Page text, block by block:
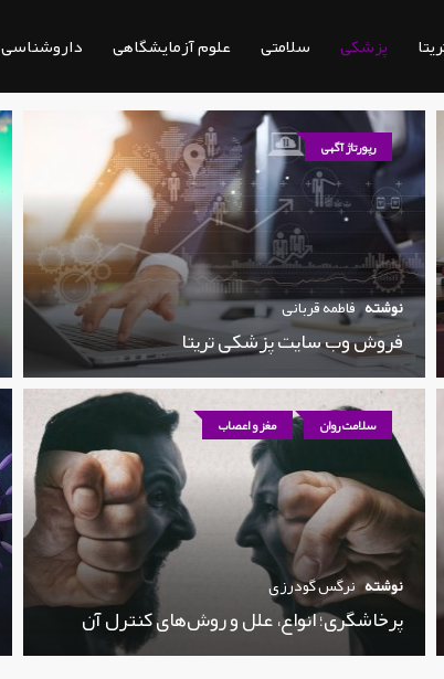
پزشکی سلامتی علوم آزمایشگاهی داروشناسی
رپورتاژ آگهی
نوشته فاطمه قربانی
فروش وب سایت پزشکی تریتا
سلامت روان مغز و اعصاب
نوشته نرگس گودرزی
پرخاشگری؛ انواع، علل و روش‌های کنترل آن